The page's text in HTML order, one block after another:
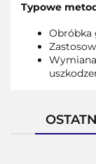
Typowe
Obróbka